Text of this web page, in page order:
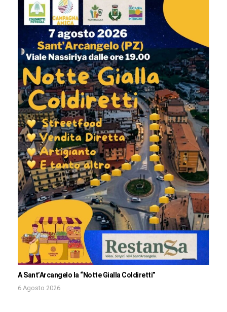
A Sant’Arcangelo la “Notte Gialla Coldiretti”
6 Agosto 2026